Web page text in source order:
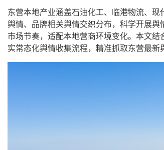
东营本地产业涵盖石油化工、临港物流、
舆情、品牌相关舆情交织分布，科学开展
市场节奏，适配本地营商环境变化。本文
实常态化舆情收集流程，精准抓取东营最新